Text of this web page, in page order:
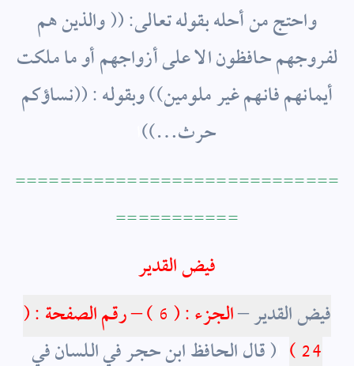
واحتج من أحله بقوله تعالى: (( والذين هم
لفروجهم حافظون الا على أزواجهم أو ما ملكت
أيمانهم فانهم غير ملومين)) وبقوله : ((نساؤكم
حرث…))
=============================
===========
فيض القدير
فيض القدير –
الجزء : ( 6 ) – رقم الصفحة : (
24 )
( قال الحافظ ابن حجر في اللسان في